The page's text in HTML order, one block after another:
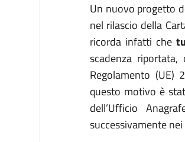
Un nuovo progetto
nel rilascio della
ricorda infatti che
scadenza
Regolamento (UE)
questo motivo è
dell’Ufficio
successivamente